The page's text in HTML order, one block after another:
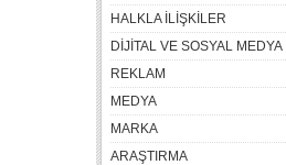
HALKLA İLİŞKİLER
DİJİTAL VE SOSYAL MEDYA
REKLAM
MEDYA
MARKA
ARAŞTIRMA